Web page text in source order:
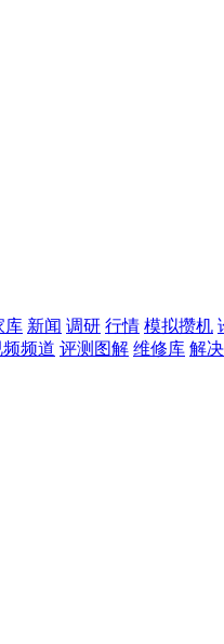
库 新闻 调研 行情 模拟攒机
频道 评测图解 维修库 解